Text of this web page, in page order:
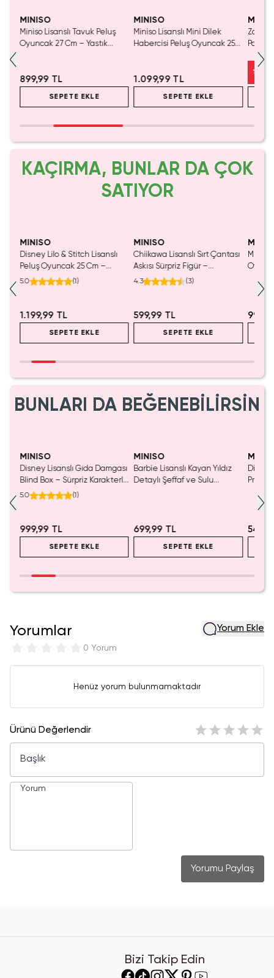
MINISO
Miniso Lisanslı Tavuk Peluş
Oyuncak 27 Cm – Yastık
899,99 TL
SEPETE EKLE
MINISO
Miniso Lisanslı Mini Dilek
Habercisi Peluş Oyuncak 25
1.099,99 TL
SEPETE EKLE
Panda
Peluş
%
KAÇIRMA, BUNLAR DA ÇOK
SATIYOR
MINISO
Disney Lilo & Stitch Lisanslı
Peluş Oyuncak 25 Cm –
Köpekbalığı Kostümlü Tasarım
5.0 (1)
1.199,99 TL
SEPETE EKLE
MINISO
Chiikawa Lisanslı Sırt Çantası
Askısı Sürpriz Figür –
Koleksiyonluk Blind Box
4.3 (3)
599,99 TL
SEPETE EKLE
Miniso
BUNLARI DA BEĞENEBİLİRSİN
MINISO
Disney Lisanslı Gıda Damgası
Blind Box – Sürpriz Karakterli
Eğlenceli Sunum
5.0 (1)
999,99 TL
SEPETE EKLE
MINISO
Barbie Lisanslı Kayan Yıldız
Detaylı Şeffaf ve Sulu
699,99 TL
SEPETE EKLE
Yorumlar
0 Yorum
Yorum Ekle
Henüz yorum bulunmamaktadır
Ürünü Değerlendir
Yorumu Paylaş
Bizi Takip Edin